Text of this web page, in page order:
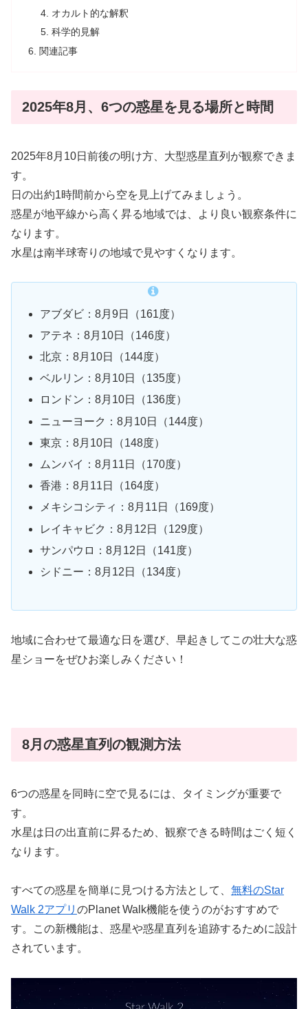
オカルト的な解釈
科学的見解
関連記事
2025年8月、6つの惑星を見る場所と時間
2025年8月10日前後の明け方、大型惑星直列が観察できま
す。
日の出約1時間前から空を見上げてみましょう 。
惑星が地平線から高く昇る地域では、より良い観察条件に
なります。
水星は南半球寄りの地域で見やすくなります。
アブダビ：8月9日（161度）
アテネ：8月10日（146度）
北京：8月10日（144度）
ベルリン：8月10日（135度）
ロンドン：8月10日（136度）
ニューヨーク：8月10日（144度）
東京：8月10日（148度）
ムンバイ：8月11日（170度）
香港：8月11日（164度）
メキシコシティ：8月11日（169度）
レイキャビク：8月12日（129度）
サンパウロ：8月12日（141度）
シドニー：8月12日（134度）
地域に合わせて最適な日を選び、早起きしてこの壮大な惑
星ショーをぜひお楽しみください！
8月の惑星直列の観測方法
6つの惑星 を同時に空で見るには、タイミングが重要で
す。
水星は日の出直前に昇るため、観察できる時間はごく短く
なります。
すべての惑星を簡単に見つける方法として、 無料のStar
Walk 2アプリ のPlanet Walk機能を使うのがおすすめで
す。この新機能は、惑星や惑星直列を追跡するために設計
されています。